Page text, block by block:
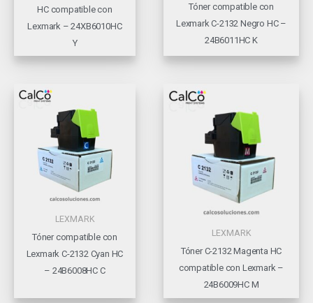
HC compatible con
Lexmark – 24XB6010HC
Y
Tóner compatible con
Lexmark C-2132 Negro HC –
24B6011HC K
LEXMARK
Tóner compatible con
Lexmark C-2132 Cyan HC
– 24B6008HC C
LEXMARK
Tóner C-2132 Magenta HC
compatible con Lexmark –
24B6009HC M